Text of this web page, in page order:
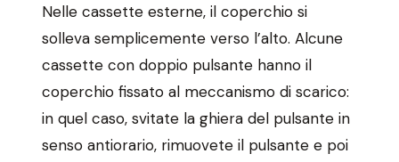
Nelle cassette esterne, il coperchio si
solleva semplicemente verso l’alto. Alcune
cassette con doppio pulsante hanno il
coperchio fissato al meccanismo di scarico:
in quel caso, svitate la ghiera del pulsante in
senso antiorario, rimuovete il pulsante e poi